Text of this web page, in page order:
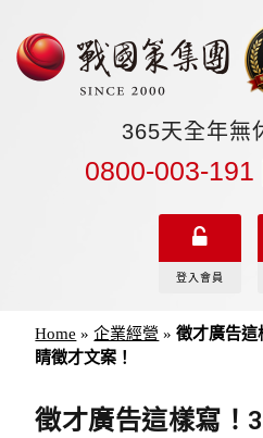
365天全年無
0800-003-191
登入會員
Home »企業經營 »徵才廣告這
睛徵才文案！
徵才廣告這樣寫！